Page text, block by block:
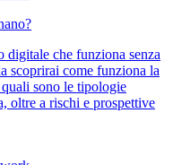
digitale che funziona senza
scoprirai come funziona la
sono le tipologie
oltre a rischi e prospettive